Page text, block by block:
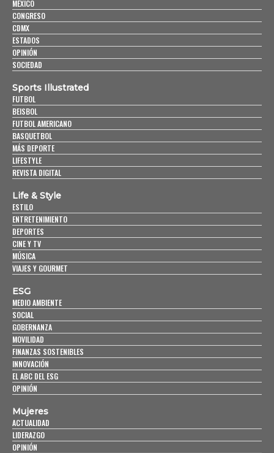
MÉXICO
CONGRESO
CDMX
ESTADOS
OPINIÓN
SOCIEDAD
Sports Illustrated
FUTBOL
BEISBOL
FUTBOL AMERICANO
BASQUETBOL
MÁS DEPORTE
LIFESTYLE
REVISTA DIGITAL
Life & Style
ESTILO
ENTRETENIMIENTO
DEPORTES
CINE Y TV
MÚSICA
VIAJES Y GOURMET
ESG
MEDIO AMBIENTE
SOCIAL
GOBERNANZA
MOVILIDAD
FINANZAS SOSTENIBLES
INNOVACIÓN
EL ABC DEL ESG
OPINIÓN
Mujeres
ACTUALIDAD
LIDERAZGO
OPINIÓN